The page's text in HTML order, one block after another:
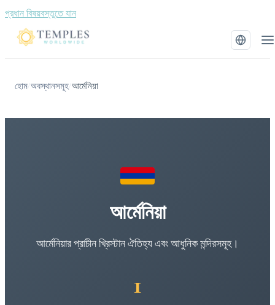
প্রধান বিষয়বস্তুতে যান
হোম/অবস্থানসমূহ/আর্মেনিয়া
আর্মেনিয়া
আর্মেনিয়ার প্রাচীন খ্রিস্টান ঐতিহ্য এবং আধুনিক মন্দিরসমূহ।
1